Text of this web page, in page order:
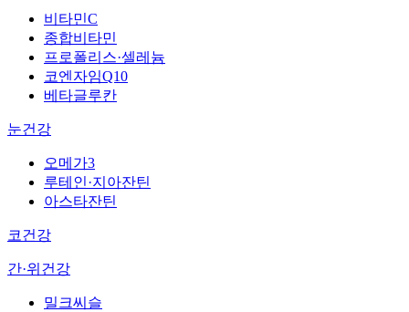
비타민C
종합비타민
프로폴리스·셀레늄
코엔자임Q10
베타글루칸
눈건강
오메가3
루테인·지아잔틴
아스타잔틴
코건강
간·위건강
밀크씨슬